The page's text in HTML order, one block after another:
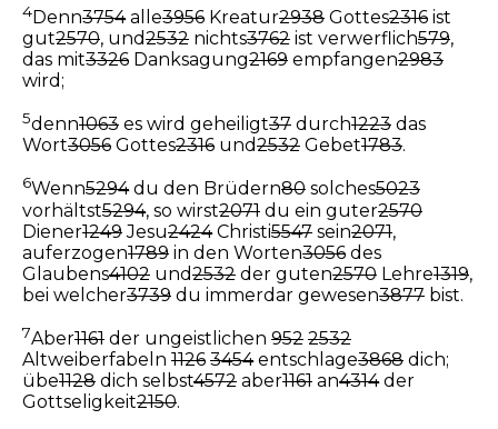
4Denn3754alle3956 Kreatur2938 Gottes2316 ist
gut2570, und2532 nichts3762 ist verwerflich579,
das mit3326 Danksagung2169 empfangen2983
wird;
5denn1063 es wird geheiligt37 durch1223 das
Wort3056 Gottes2316 und2532 Gebet1783.
6Wenn5294du den Brüdern80 solches5023
vorhältst5294, so wirst2071 du ein guter2570
Diener1249Jesu2424Christi5547 sein2071,
auferzogen1789 in den Worten3056 des
Glaubens4102 und2532 der guten2570 Lehre1319,
bei welcher3739 du immerdar gewesen3877 bist.
7Aber1161 der ungeistlichen 952 2532
Altweiberfabeln 1126 3454entschlage3868 dich;
übe1128 dich selbst4572 aber1161 an4314der
Gottseligkeit2150.